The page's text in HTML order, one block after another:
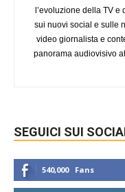
l’evoluzione della TV e
sui nuovi social e sulle
video giornalista e
panorama audiovisivo
SEGUICI SUI
540,000 Fans